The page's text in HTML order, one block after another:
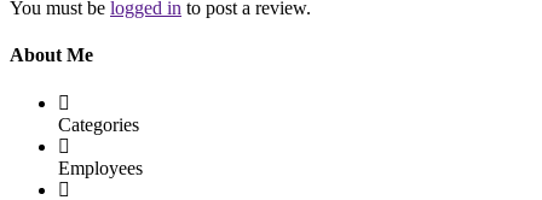
You must be logged in to post a review.
About Me
Categories
Employees